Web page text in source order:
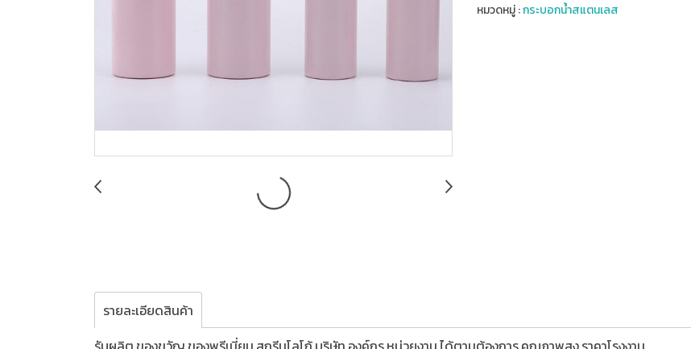
หมวดหมู่ :กระบอกน้ำสแตนเลส
รายละเอียดสินค้า